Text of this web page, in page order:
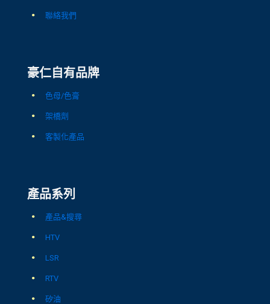
聯絡我們
豪仁自有品牌
色母/色膏
架橋劑
客製化產品
產品系列
產品&搜尋
HTV
LSR
RTV
矽油